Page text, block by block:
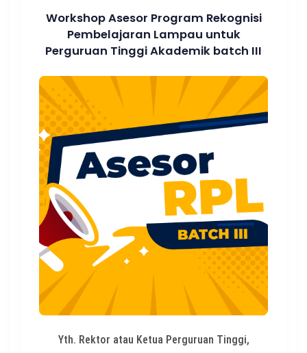
Workshop Asesor Program Rekognisi
Pembelajaran Lampau untuk
Perguruan Tinggi Akademik batch III
Yth. Rektor atau Ketua Perguruan Tinggi,